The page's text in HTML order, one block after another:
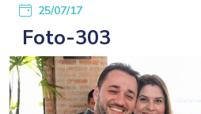
25/07/17
Foto-303